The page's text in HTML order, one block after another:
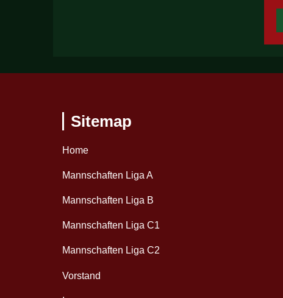
Sitemap
Home
Mannschaften Liga A
Mannschaften Liga B
Mannschaften Liga C1
Mannschaften Liga C2
Vorstand